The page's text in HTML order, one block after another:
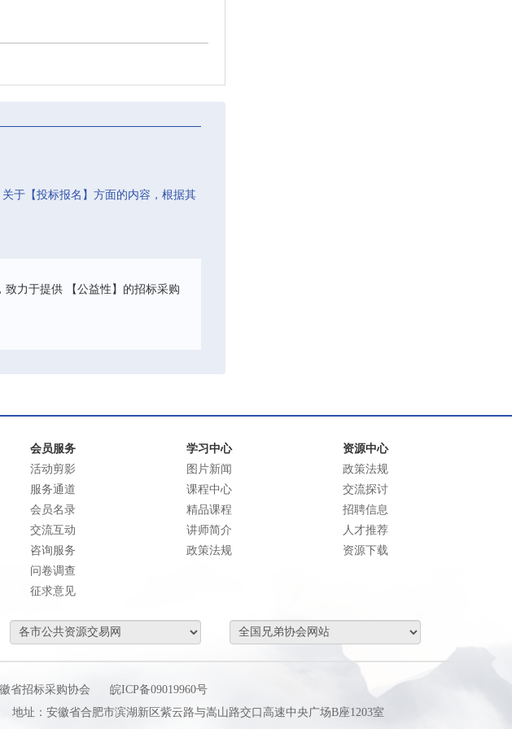
于【投标报名】方面的内容，根据其
力于提供 【公益性】的招标采购
会员服务
活动剪影
服务通道
会员名录
交流互动
咨询服务
问卷调查
征求意见
学习中心
图片新闻
课程中心
精品课程
讲师简介
政策法规
资源中心
政策法规
交流探讨
招聘信息
人才推荐
资源下载
省招标采购协会
皖ICP备09019960号
地址：安徽省合肥市滨湖新区紫云路与嵩山路交口高速中央广场B座1203室